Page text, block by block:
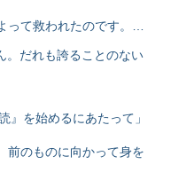
って救われたのです。…
。だれも誇ることのない
』を始めるにあたって」
前のものに向かって身を